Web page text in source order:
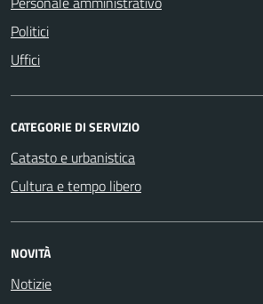
Politici
Uffici
CATEGORIE DI SERVIZIO
Catasto e urbanistica
Cultura e tempo libero
NOVITÀ
Notizie